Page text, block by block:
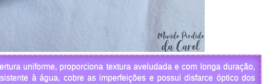
uniforme, proporciona textura aveludada e com longa duração,
à água, cobre as imperfeições e possui disfarce óptico dos